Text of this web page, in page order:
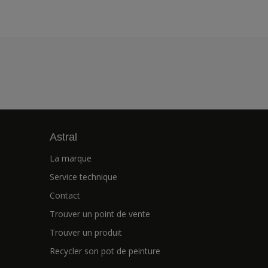
Astral
La marque
Service technique
Contact
Trouver un point de vente
Trouver un produit
Recycler son pot de peinture